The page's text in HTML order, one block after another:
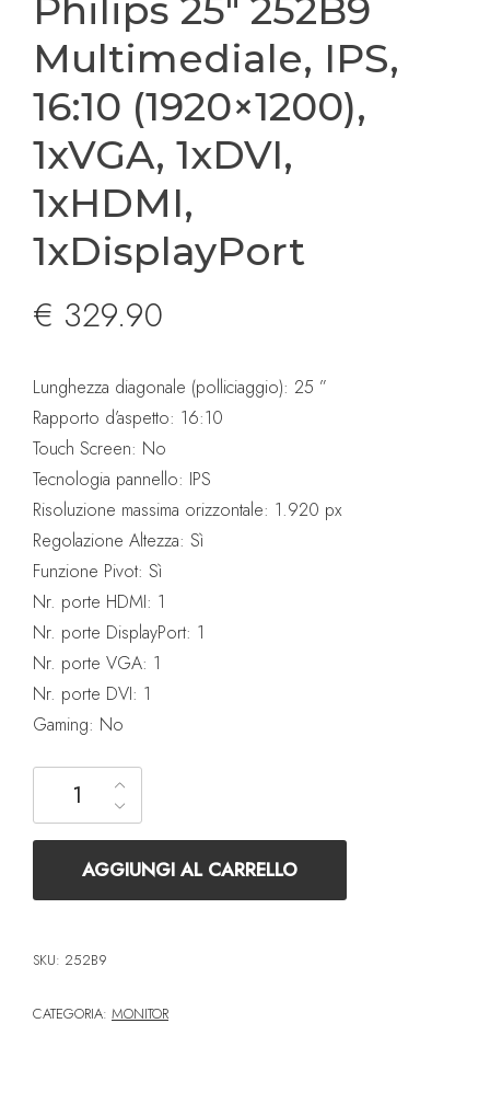
Multimediale, IPS,
16:10 (1920×1200),
1xVGA, 1xDVI,
1xHDMI,
1xDisplayPort
€ 329.90
Lunghezza diagonale (polliciaggio): 25 ”
Rapporto d’aspetto: 16:10
Touch Screen: No
Tecnologia pannello: IPS
Risoluzione massima orizzontale: 1.920 px
Regolazione Altezza: Sì
Funzione Pivot: Sì
Nr. porte HDMI: 1
Nr. porte DisplayPort: 1
Nr. porte VGA: 1
Nr. porte DVI: 1
Gaming: No
Philips 25" 252B9 Multimediale, IPS, 16:10 (1920x1200),
AGGIUNGI AL CARRELLO
SKU: 252B9
CATEGORIA: MONITOR